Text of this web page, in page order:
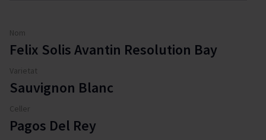
Nom
Felix Solis Avantin Resolution Bay
Varietat
Sauvignon Blanc
Celler
Pagos Del Rey